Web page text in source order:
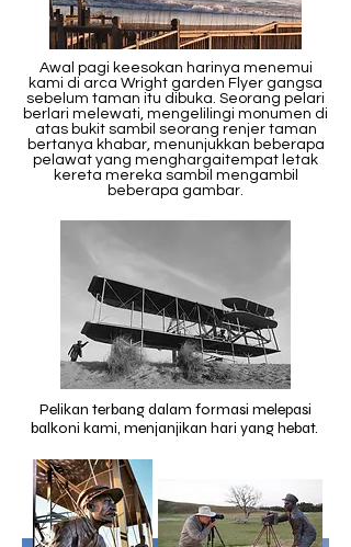
Awal pagi keesokan harinya menemui
kami di arca Wright garden Flyer gangsa
sebelum taman itu dibuka. Seorang pelari
berlari melewati, mengelilingi monumen di
atas bukit sambil seorang renjer taman
bertanya khabar, menunjukkan beberapa
pelawat yang menghargaitempat letak
kereta mereka sambil mengambil
beberapa gambar.
Pelikan terbang dalam formasi melepasi
balkoni kami, menjanjikan hari yang hebat.